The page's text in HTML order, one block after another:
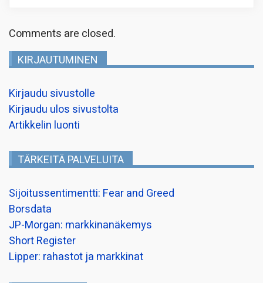
Comments are closed.
KIRJAUTUMINEN
Kirjaudu sivustolle
Kirjaudu ulos sivustolta
Artikkelin luonti
TÄRKEITÄ PALVELUITA
Sijoitussentimentti: Fear and Greed
Borsdata
JP-Morgan: markkinanäkemys
Short Register
Lipper: rahastot ja markkinat